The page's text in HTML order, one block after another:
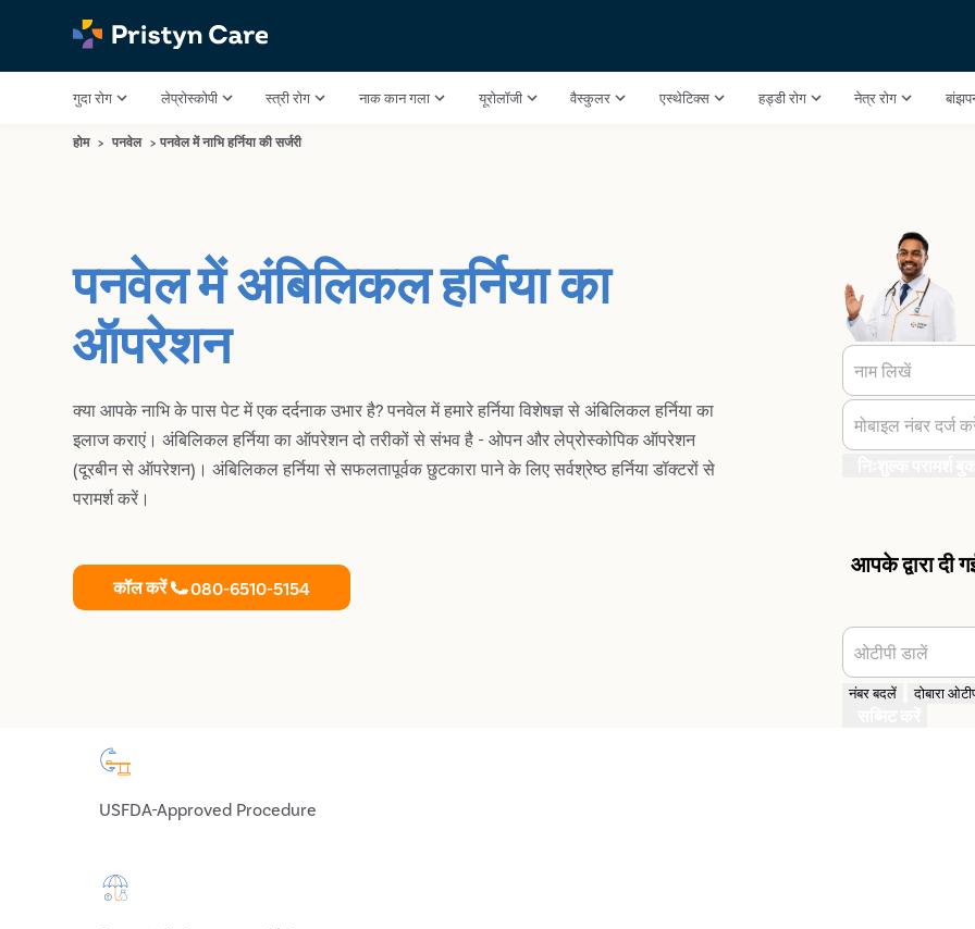
गुदा रोग लेप्रोस्कोपी स्त्री रोग नाक कान गला यूरोलॉजी वैस्कुलर एस्थेटिक्स हड्डी रोग नेत्र रोग
होम > पनवेल > पनवेल में नाभि हर्निया की सर्जरी
पनवेल में अंबिलिकल हर्निया का
ऑपरेशन
क्या आपके नाभि के पास पेट में एक दर्दनाक उभार है? पनवेल में हमारे हर्निया विशेषज्ञ से अंबिलिकल हर्निया का
इलाज कराएं। अंबिलिकल हर्निया का ऑपरेशन दो तरीकों से संभव है - ओपन और लेप्रोस्कोपिक ऑपरेशन
(दूरबीन से ऑपरेशन)। अंबिलिकल हर्निया से सफलतापूर्वक छुटकारा पाने के लिए सर्वश्रेष्ठ हर्निया डॉक्टरों से
परामर्श करें।
कॉल करें 080-6510-5154
नाम लिखें
मोबाइल नंबर दर्ज
आपके द्वारा दी
ओटीपी डालें
नंबर बदलें दोबारा
USFDA-Approved Procedure